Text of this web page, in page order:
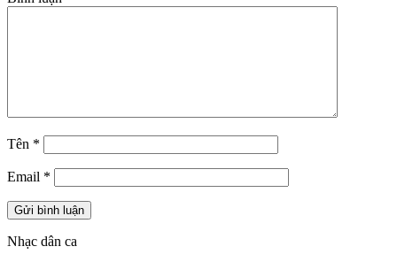
Tên *
Email *
Nhạc dân ca